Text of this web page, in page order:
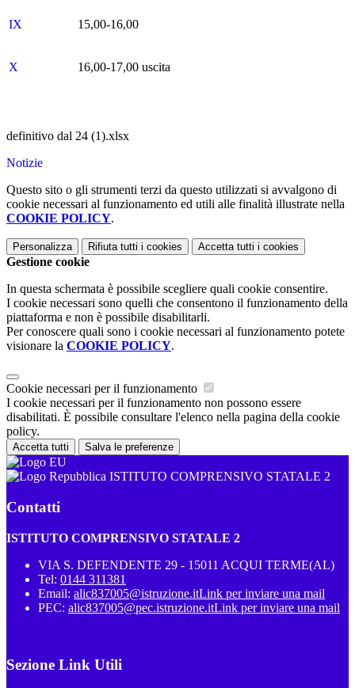
IX 15,00-16,00
X 16,00-17,00 uscita
definitivo dal 24 (1).xlsx
Notizie
Questo sito o gli strumenti terzi da questo utilizzati si avvalgono di
cookie necessari al funzionamento ed utili alle finalità illustrate nella
COOKIE POLICY.
Personalizza Rifiuta tutti i cookies Accetta tutti i cookies
Gestione cookie
In questa schermata è possibile scegliere quali cookie consentire.
I cookie necessari sono quelli che consentono il funzionamento della
piattaforma e non è possibile disabilitarli.
Per conoscere quali sono i cookie necessari al funzionamento potete
visionare la COOKIE POLICY.
Cookie necessari per il funzionamento
I cookie necessari per il funzionamento non possono essere
disabilitati. È possibile consultare l'elenco nella pagina della cookie
policy.
Accetta tutti Salva le preferenze
ISTITUTO COMPRENSIVO STATALE 2
Contatti
ISTITUTO COMPRENSIVO STATALE 2
VIA S. DEFENDENTE 29 - 15011 ACQUI TERME(AL)
Tel: 0144 311381
Email: alic837005@istruzione.itLink per inviare una mail
PEC: alic837005@pec.istruzione.itLink per inviare una mail
Sezione Link Utili